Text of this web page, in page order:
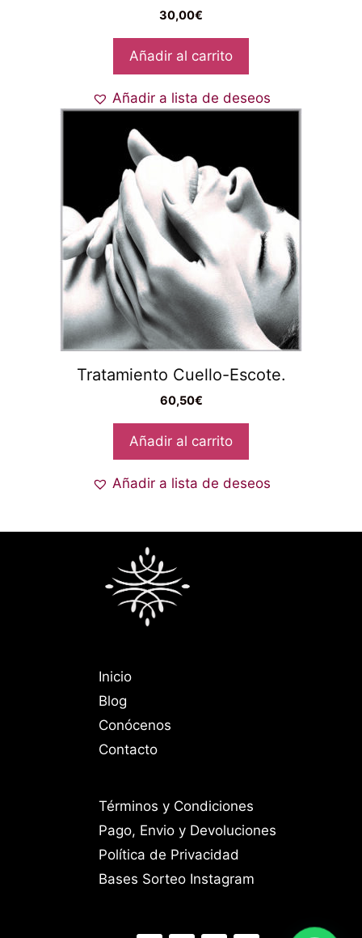
30,00€
Añadir al carrito
Añadir a lista de deseos
Tratamiento Cuello-Escote.
60,50€
Añadir al carrito
Añadir a lista de deseos
Inicio
Blog
Conócenos
Contacto
Términos y Condiciones
Pago, Envio y Devoluciones
Política de Privacidad
Bases Sorteo Instagram